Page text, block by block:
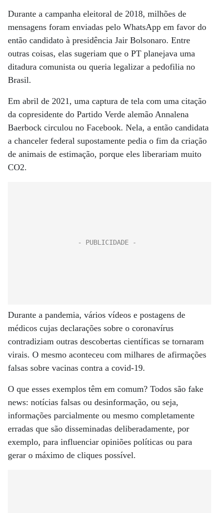
Durante a campanha eleitoral de 2018, milhões de
mensagens foram enviadas pelo WhatsApp em favor do
então candidato à presidência Jair Bolsonaro. Entre
outras coisas, elas sugeriam que o PT planejava uma
ditadura comunista ou queria legalizar a pedofilia no
Brasil.
Em abril de 2021, uma captura de tela com uma citação
da copresidente do Partido Verde alemão Annalena
Baerbock circulou no Facebook. Nela, a então candidata
a chanceler federal supostamente pedia o fim da criação
de animais de estimação, porque eles liberariam muito
CO2.
Durante a pandemia, vários vídeos e postagens de
médicos cujas declarações sobre o coronavírus
contradiziam outras descobertas científicas se tornaram
virais. O mesmo aconteceu com milhares de afirmações
falsas sobre vacinas contra a covid-19.
O que esses exemplos têm em comum? Todos são fake
news: notícias falsas ou desinformação, ou seja,
informações parcialmente ou mesmo completamente
erradas que são disseminadas deliberadamente, por
exemplo, para influenciar opiniões políticas ou para
gerar o máximo de cliques possível.